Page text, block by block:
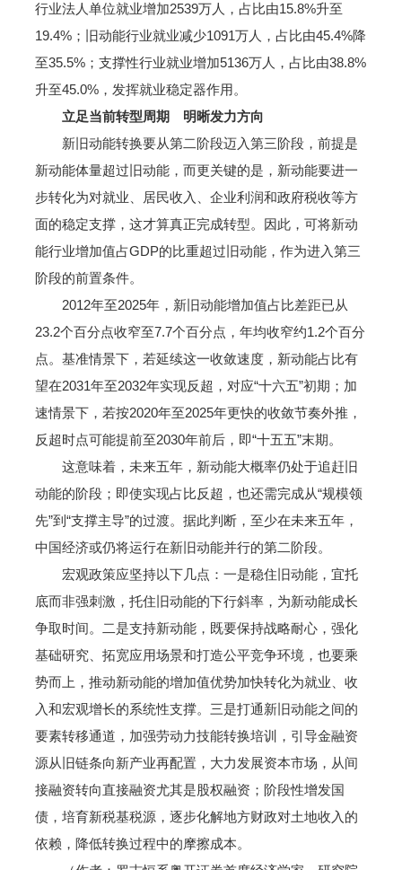
行业法人单位就业增加2539万人，占比由15.8%升至
19.4%；旧动能行业就业减少1091万人，占比由45.4%降
至35.5%；支撑性行业就业增加5136万人，占比由38.8%
升至45.0%，发挥就业稳定器作用。
立足当前转型周期 明晰发力方向
新旧动能转换要从第二阶段迈入第三阶段，前提是
新动能体量超过旧动能，而更关键的是，新动能要进一
步转化为对就业、居民收入、企业利润和政府税收等方
面的稳定支撑，这才算真正完成转型。因此，可将新动
能行业增加值占GDP的比重超过旧动能，作为进入第三
阶段的前置条件。
2012年至2025年，新旧动能增加值占比差距已从
23.2个百分点收窄至7.7个百分点，年均收窄约1.2个百分
点。基准情景下，若延续这一收敛速度，新动能占比有
望在2031年至2032年实现反超，对应“十六五”初期；加
速情景下，若按2020年至2025年更快的收敛节奏外推，
反超时点可能提前至2030年前后，即“十五五”末期。
这意味着，未来五年，新动能大概率仍处于追赶旧
动能的阶段；即使实现占比反超，也还需完成从“规模领
先”到“支撑主导”的过渡。据此判断，至少在未来五年，
中国经济或仍将运行在新旧动能并行的第二阶段。
宏观政策应坚持以下几点：一是稳住旧动能，宜托
底而非强刺激，托住旧动能的下行斜率，为新动能成长
争取时间。二是支持新动能，既要保持战略耐心，强化
基础研究、拓宽应用场景和打造公平竞争环境，也要乘
势而上，推动新动能的增加值优势加快转化为就业、收
入和宏观增长的系统性支撑。三是打通新旧动能之间的
要素转移通道，加强劳动力技能转换培训，引导金融资
源从旧链条向新产业再配置，大力发展资本市场，从间
接融资转向直接融资尤其是股权融资；阶段性增发国
债，培育新税基税源，逐步化解地方财政对土地收入的
依赖，降低转换过程中的摩擦成本。